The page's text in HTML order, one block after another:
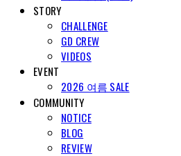
STORY
CHALLENGE
GD CREW
VIDEOS
EVENT
2026 여름 SALE
COMMUNITY
NOTICE
BLOG
REVIEW